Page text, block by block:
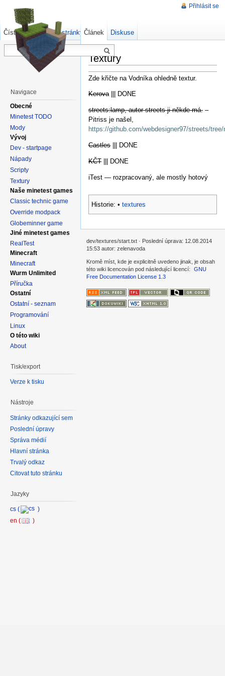
Textury
Zde křičte na Vodníka ohledně textur.
Kerova||| DONE
streets:lamp, autor streets ji někde má. –
Pitriss je našel,
https://github.com/webdesigner97/streets/
Castles ||| DONE
KČT ||| DONE
iTest — rozpracovaný, ale mostly hotový
Historie: • textures
Přihlásit se
Článek Diskuse
Číst Zdrojový kód stránky Starší verze
Navigace
Obecné
Minetest TODO
Mody
Vývoj
Dev - startpage
Nápady
Scripty
Textury
Naše minetest games
Classic technic game
Override modpack
Globeminner game
Jiné minetest games
RealTest
Minecraft
Minecraft
Wurm Unlimited
Příručka
Ostatní
Ostatní - seznam
Programování
Linux
O této wiki
About
Tisk/export
Verze k tisku
Nástroje
Stránky odkazující sem
Poslední úpravy
Správa médií
Hlavní stránka
Trvalý odkaz
Citovat tuto stránku
Jazyky
dev/textures/start.txt · Poslední úprava: 12.08.2014
15:53 autor: zelenavoda
Kromě míst, kde je explicitně uvedeno jinak, je obsah
této wiki licencován pod následující licencí:
GNU
Free Documentation License 1.3